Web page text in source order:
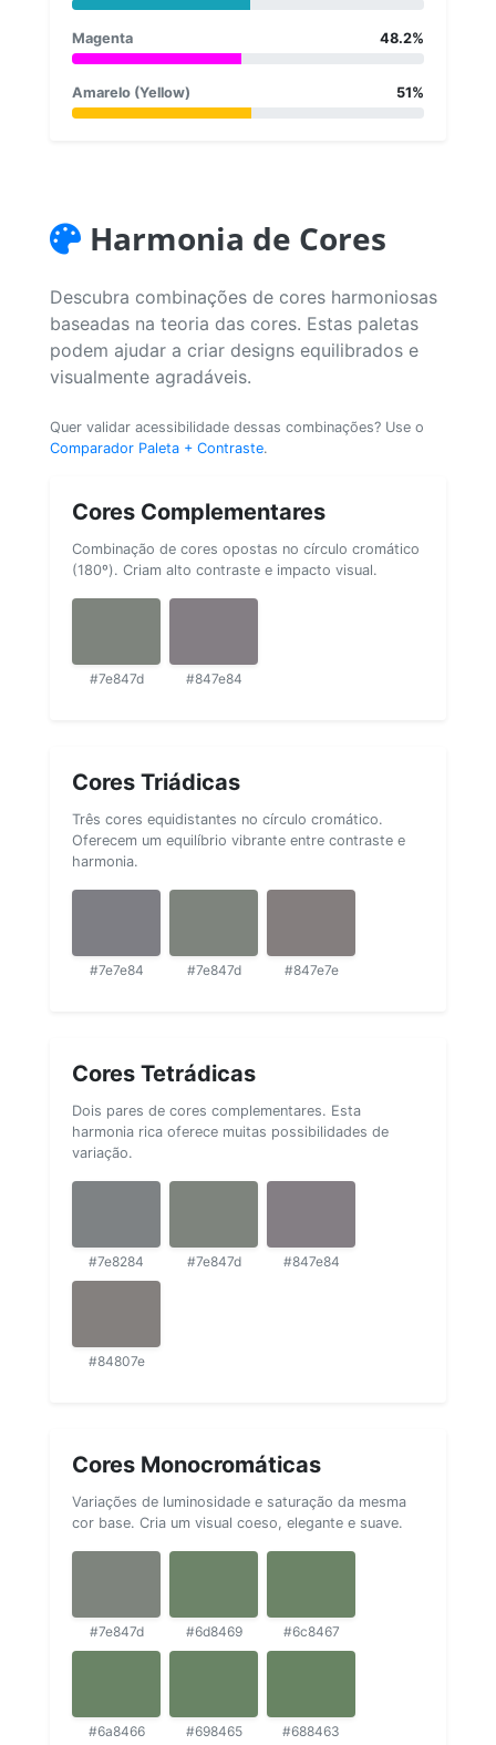
Magenta 48.2%
Amarelo (Yellow) 51%
Harmonia de Cores
Descubra combinações de cores harmoniosas
baseadas na teoria das cores. Estas paletas
podem ajudar a criar designs equilibrados e
visualmente agradáveis.
Quer validar acessibilidade dessas combinações? Use o
Comparador Paleta + Contraste.
Cores Complementares
Combinação de cores opostas no círculo cromático
(180º). Criam alto contraste e impacto visual.
#7e847d #847e84
Cores Triádicas
Três cores equidistantes no círculo cromático.
Oferecem um equilíbrio vibrante entre contraste e
harmonia.
#7e7e84 #7e847d #847e7e
Cores Tetrádicas
Dois pares de cores complementares. Esta
harmonia rica oferece muitas possibilidades de
variação.
#7e8284 #7e847d #847e84
#84807e
Cores Monocromáticas
Variações de luminosidade e saturação da mesma
cor base. Cria um visual coeso, elegante e suave.
#7e847d #6d8469 #6c8467
#6a8466 #698465 #688463